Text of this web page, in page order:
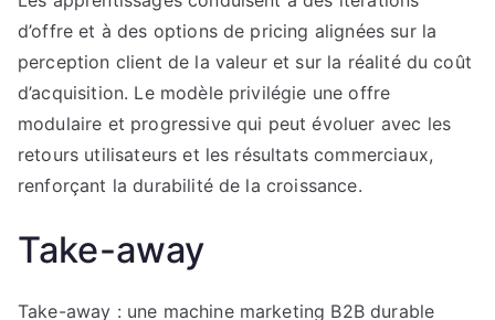
d’offre et à des options de pricing alignées sur la
perception client de la valeur et sur la réalité du coût
d’acquisition. Le modèle privilégie une offre
modulaire et progressive qui peut évoluer avec les
retours utilisateurs et les résultats commerciaux,
renforçant la durabilité de la croissance.
Take-away
Take-away : une machine marketing B2B durable